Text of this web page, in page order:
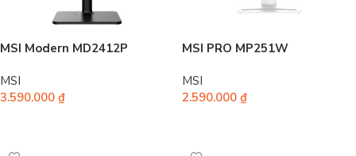
MSI Modern MD2412P
MSI
3.590.000 ₫
MSI PRO MP251W
MSI
2.590.000 ₫